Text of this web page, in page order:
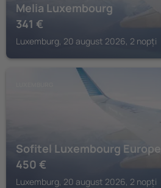
Melia Luxembourg
341 €
Luxemburg, 20 august 2026, 2 nopți
Sofitel Luxembourg Europe
450 €
Luxemburg, 20 august 2026, 2 nopți